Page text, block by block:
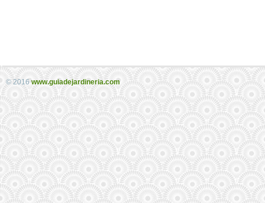
© 2016 www.guiadejardineria.com